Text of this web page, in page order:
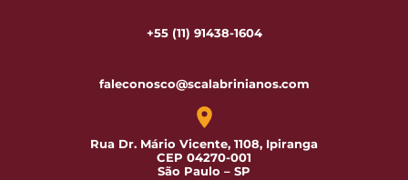
+55 (11) 91438-1604
faleconosco@scalabrinianos.com
Rua Dr. Mário Vicente, 1108, Ipiranga
CEP 04270-001
São Paulo – SP